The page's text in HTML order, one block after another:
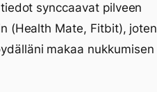
synccaavat pilveen
(Health Mate, Fitbit), joten
makaa nukkumisen